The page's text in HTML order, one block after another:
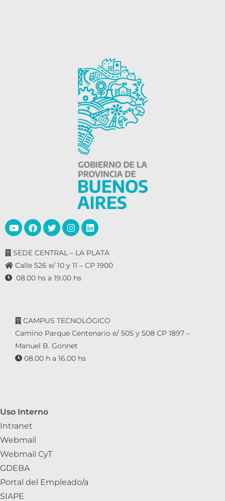
SEDE CENTRAL – LA PLATA
Calle 526 e/ 10 y 11 – CP 1900
08.00 hs a 19.00 hs
CAMPUS TECNOLÓGICO
Camino Parque Centenario e/ 505 y 508 CP 1897 –
Manuel B. Gonnet
08.00 h a 16.00 hs
Uso Interno
Intranet
Webmail
Webmail CyT
GDEBA
Portal del Empleado/a
SIAPE